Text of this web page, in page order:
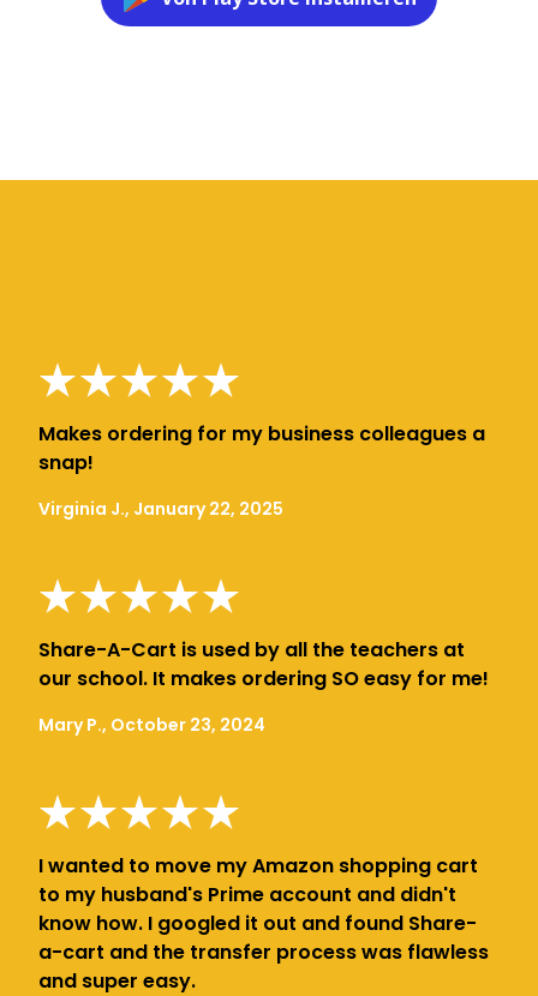
Makes ordering for my business colleagues a
snap!
Virginia J., January 22, 2025
Share-A-Cart is used by all the teachers at
our school. It makes ordering SO easy for me!
Mary P., October 23, 2024
I wanted to move my Amazon shopping cart
to my husband's Prime account and didn't
know how. I googled it out and found Share-
a-cart and the transfer process was flawless
and super easy.